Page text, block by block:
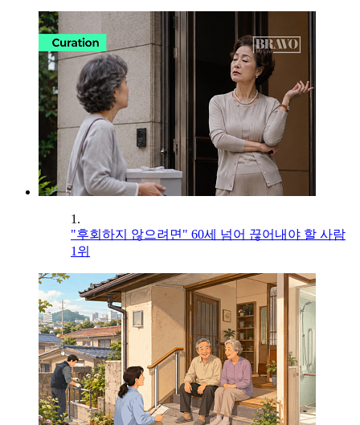
1.
"후회하지 않으려면" 60세 넘어 끊어내야 할 사람
1위